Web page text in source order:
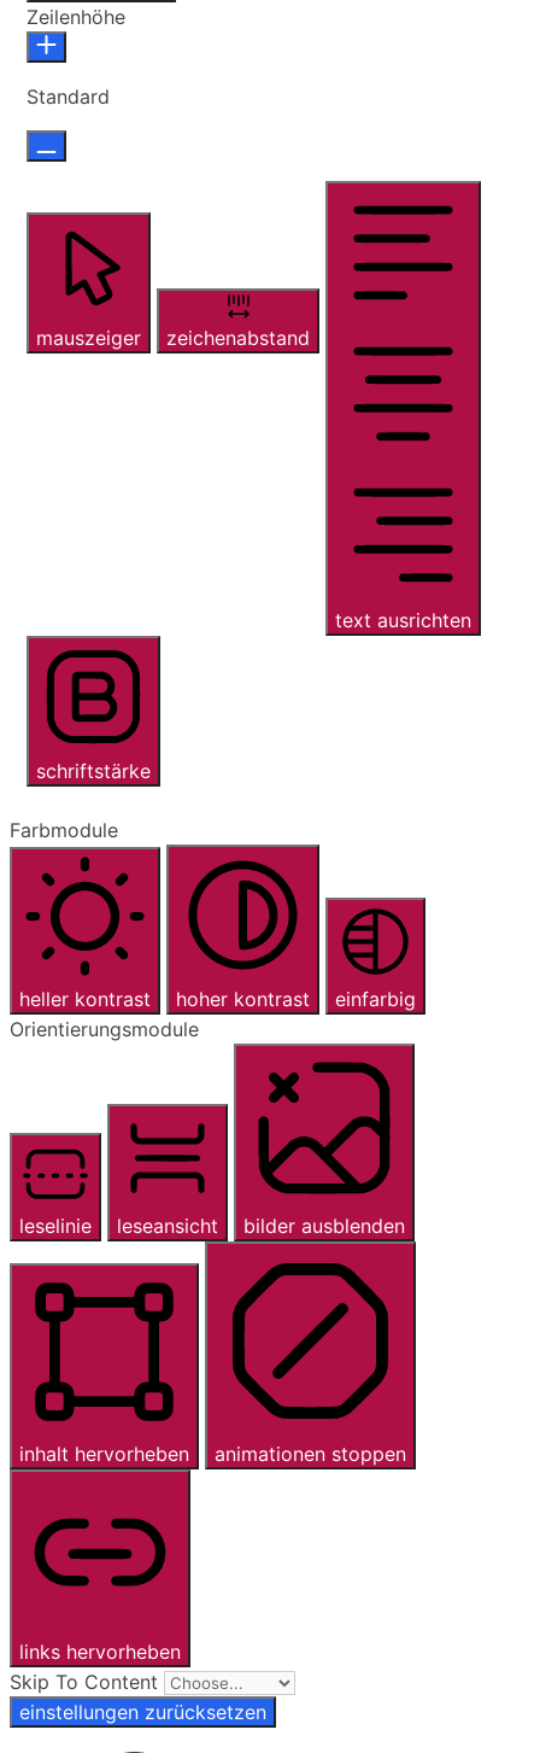
Zeilenhöhe
Standard
mauszeiger zeichenabstand
text ausrichten
schriftstärke
Farbmodule
heller kontrast hoher kontrast
einfarbig
Orientierungsmodule
leselinie leseansicht bilder ausblenden
inhalt hervorheben animationen stoppen
links hervorheben
Skip To Content
einstellungen zurücksetzen